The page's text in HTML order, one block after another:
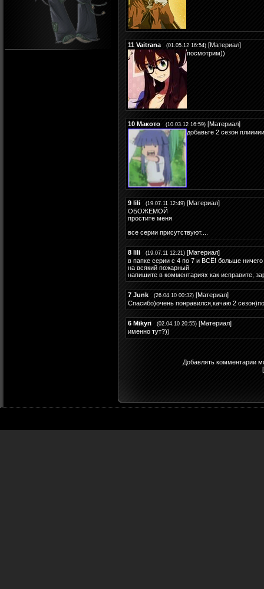
11 Vaitrana (01.05.12 16:54) [Материал]
посмотрим))
10 Макото (10.03.12 16:59) [Материал]
добавьте 2 сезон
9 lili (19.07.11 12:49) [Материал]
ОБОЖЕМОЙ
простите меня
все серии присутствуют....
8 lili (19.07.11 12:21) [Материал]
в папке серии с 4 по 7 и ВСЁ! больше ничего
на всякий пожарный
напишите в комментариях как исправите,
7 Junk (26.04.10 00:32) [Материал]
Спасибо)очень понравился,качаю 2
6 Mikyri (02.04.10 20:55) [Материал]
именно тут?))
Добавлять комментарии